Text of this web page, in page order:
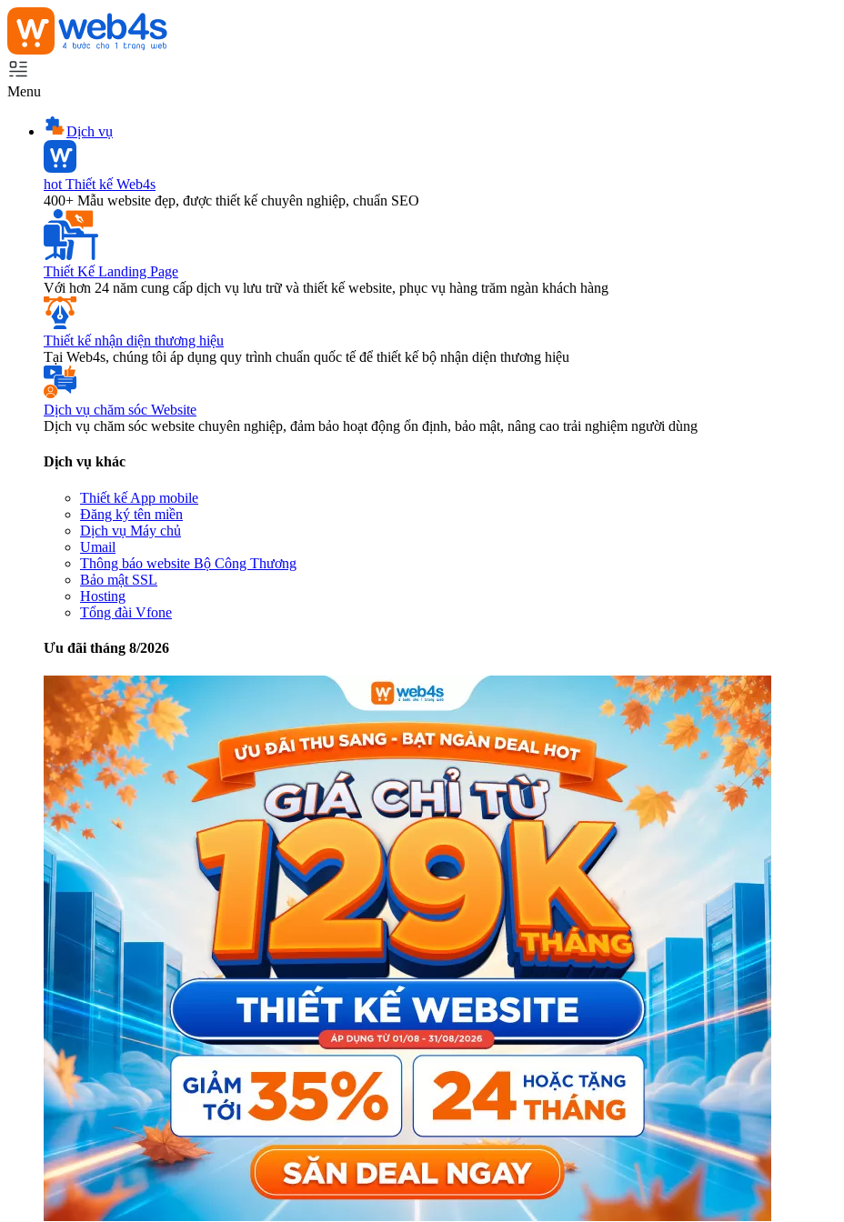
Menu
Dịch vụ
hot Thiết kế Web4s
400+ Mẫu website đẹp, được thiết kế chuyên nghiệp, chuẩn SEO
Thiết Kế Landing Page
Với hơn 24 năm cung cấp dịch vụ lưu trữ và thiết kế website, phục vụ hàng trăm ngàn khách hàng
Thiết kế nhận diện thương hiệu
Tại Web4s, chúng tôi áp dụng quy trình chuẩn quốc tế để thiết kế bộ nhận diện thương hiệu
Dịch vụ chăm sóc Website
Dịch vụ chăm sóc website chuyên nghiệp, đảm bảo hoạt động ổn định, bảo mật, nâng cao trải nghiệm người dùng
Dịch vụ khác
Thiết kế App mobile
Đăng ký tên miền
Dịch vụ Máy chủ
Umail
Thông báo website Bộ Công Thương
Bảo mật SSL
Hosting
Tổng đài Vfone
Ưu đãi tháng 8/2026